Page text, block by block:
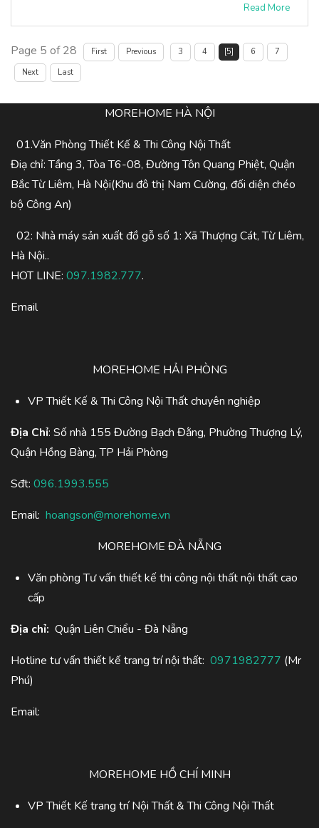
Read More
Page 5 of 28 First Previous 3 4 [5] 6
7
Next
Last
MOREHOME HÀ NỘI
01.Văn Phòng Thiết Kế & Thi Công Nội Thất
Điạ chỉ: Tầng 3, Tòa T6-08, Đường Tôn Quang Phiệt, Quận
Bắc Từ Liêm, Hà Nội(Khu đô thị Nam Cường, đối diện chéo
bộ Công An)
02: Nhà máy sản xuất đồ gỗ số 1: Xã Thượng Cát, Từ Liêm,
Hà Nội..
HOT LINE: 097.1982.777.
Email
MOREHOME HẢI PHÒNG
VP Thiết Kế & Thi Công Nội Thất chuyên nghiệp
Địa Chỉ: Số nhà 155 Đường Bạch Đằng, Phường Thượng Lý,
Quận Hồng Bàng, TP Hải Phòng
Sđt: 096.1993.555
Email: hoangson@morehome.vn
MOREHOME ĐÀ NẴNG
Văn phòng Tư vấn thiết kế thi công nội thất nội thất cao
cấp
Địa chỉ: Quận Liên Chiểu - Đà Nẵng
Hotline tư vấn thiết kế trang trí nội thất: 0971982777 (Mr
Phú)
Email:
MOREHOME HỒ CHÍ MINH
VP Thiết Kế trang trí Nội Thất & Thi Công Nội Thất